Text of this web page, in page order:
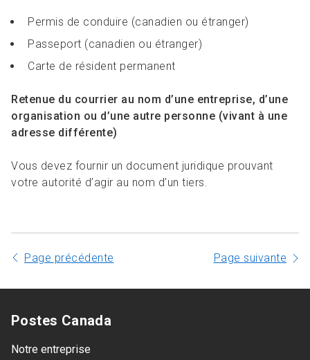
Permis de conduire (canadien ou étranger)
Passeport (canadien ou étranger)
Carte de résident permanent
Retenue du courrier au nom d’une entreprise, d’une
organisation ou d’une autre personne (vivant à une
adresse différente)
Vous devez fournir un document juridique prouvant
votre autorité d’agir au nom d’un tiers.
Page précédente Page suivante
Postes Canada
Notre entreprise